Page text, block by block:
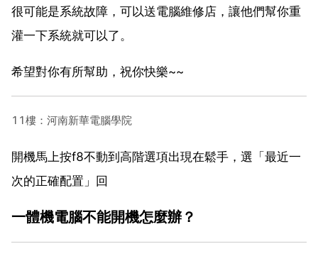
很可能是系統故障，可以送電腦維修店，讓他們幫你重
灌一下系統就可以了。
希望對你有所幫助，祝你快樂~~
11樓：河南新華電腦學院
開機馬上按f8不動到高階選項出現在鬆手，選「最近一
次的正確配置」回
一體機電腦不能開機怎麼辦？